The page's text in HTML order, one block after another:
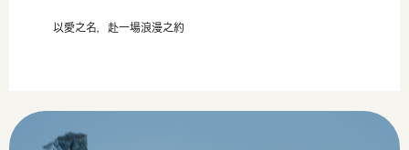
以愛之名，赴一場浪漫之約